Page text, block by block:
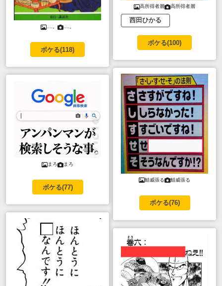
ボケる(118)
まろ まろ
ボケる(77)
高所得者層 高所得者層
西田ひかる
ボケる(100)
鯖威張る 鯖威張る
ボケる(76)